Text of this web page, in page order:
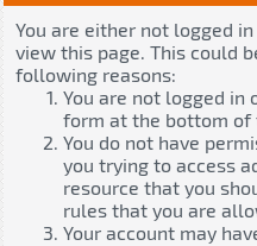
You are either not logged
view this page. This could
following reasons:
You are not logged in
form at the bottom of
You do not have
you trying to access
resource that you
rules that you are
Your account may